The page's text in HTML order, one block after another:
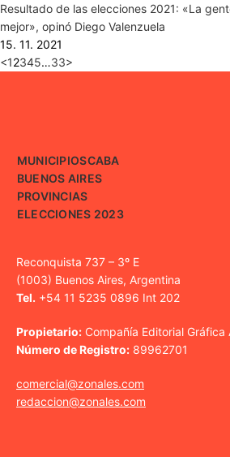
Resultado de las elecciones 2021: «La
mejor», opinó Diego Valenzuela
15. 11. 2021
<12345…33>
MUNICIPIOSCABA
BUENOS AIRES
PROVINCIAS
ELECCIONES 2023
Reconquista 737 – 3º E
(1003) Buenos Aires, Argentina
Tel. +54 11 5235 0896 Int 202
Propietario: Compañía Editorial Gráfica
Número de Registro: 89962701
comercial@zonales.com
redaccion@zonales.com